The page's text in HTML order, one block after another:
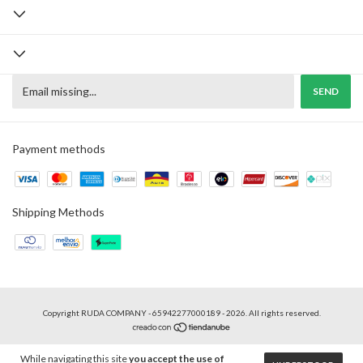
While navigating this siteyou accept the use of
Payment methods
Shipping Methods
Copyright RUDA COMPANY - 65942277000189 - 2026. All rights reserved.